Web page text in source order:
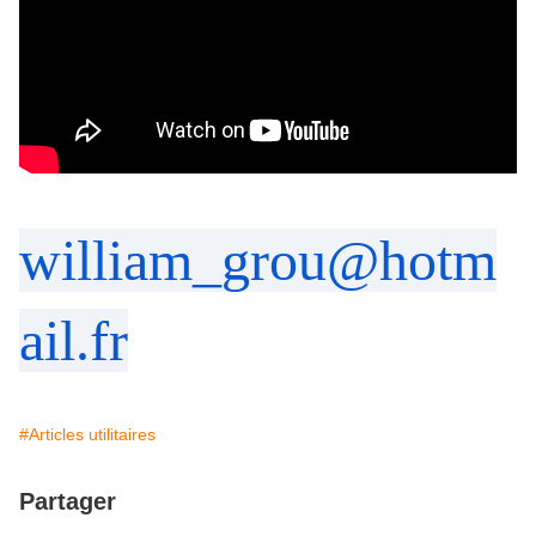
william_grou@hotm
ail.fr
#Articles utilitaires
Partager